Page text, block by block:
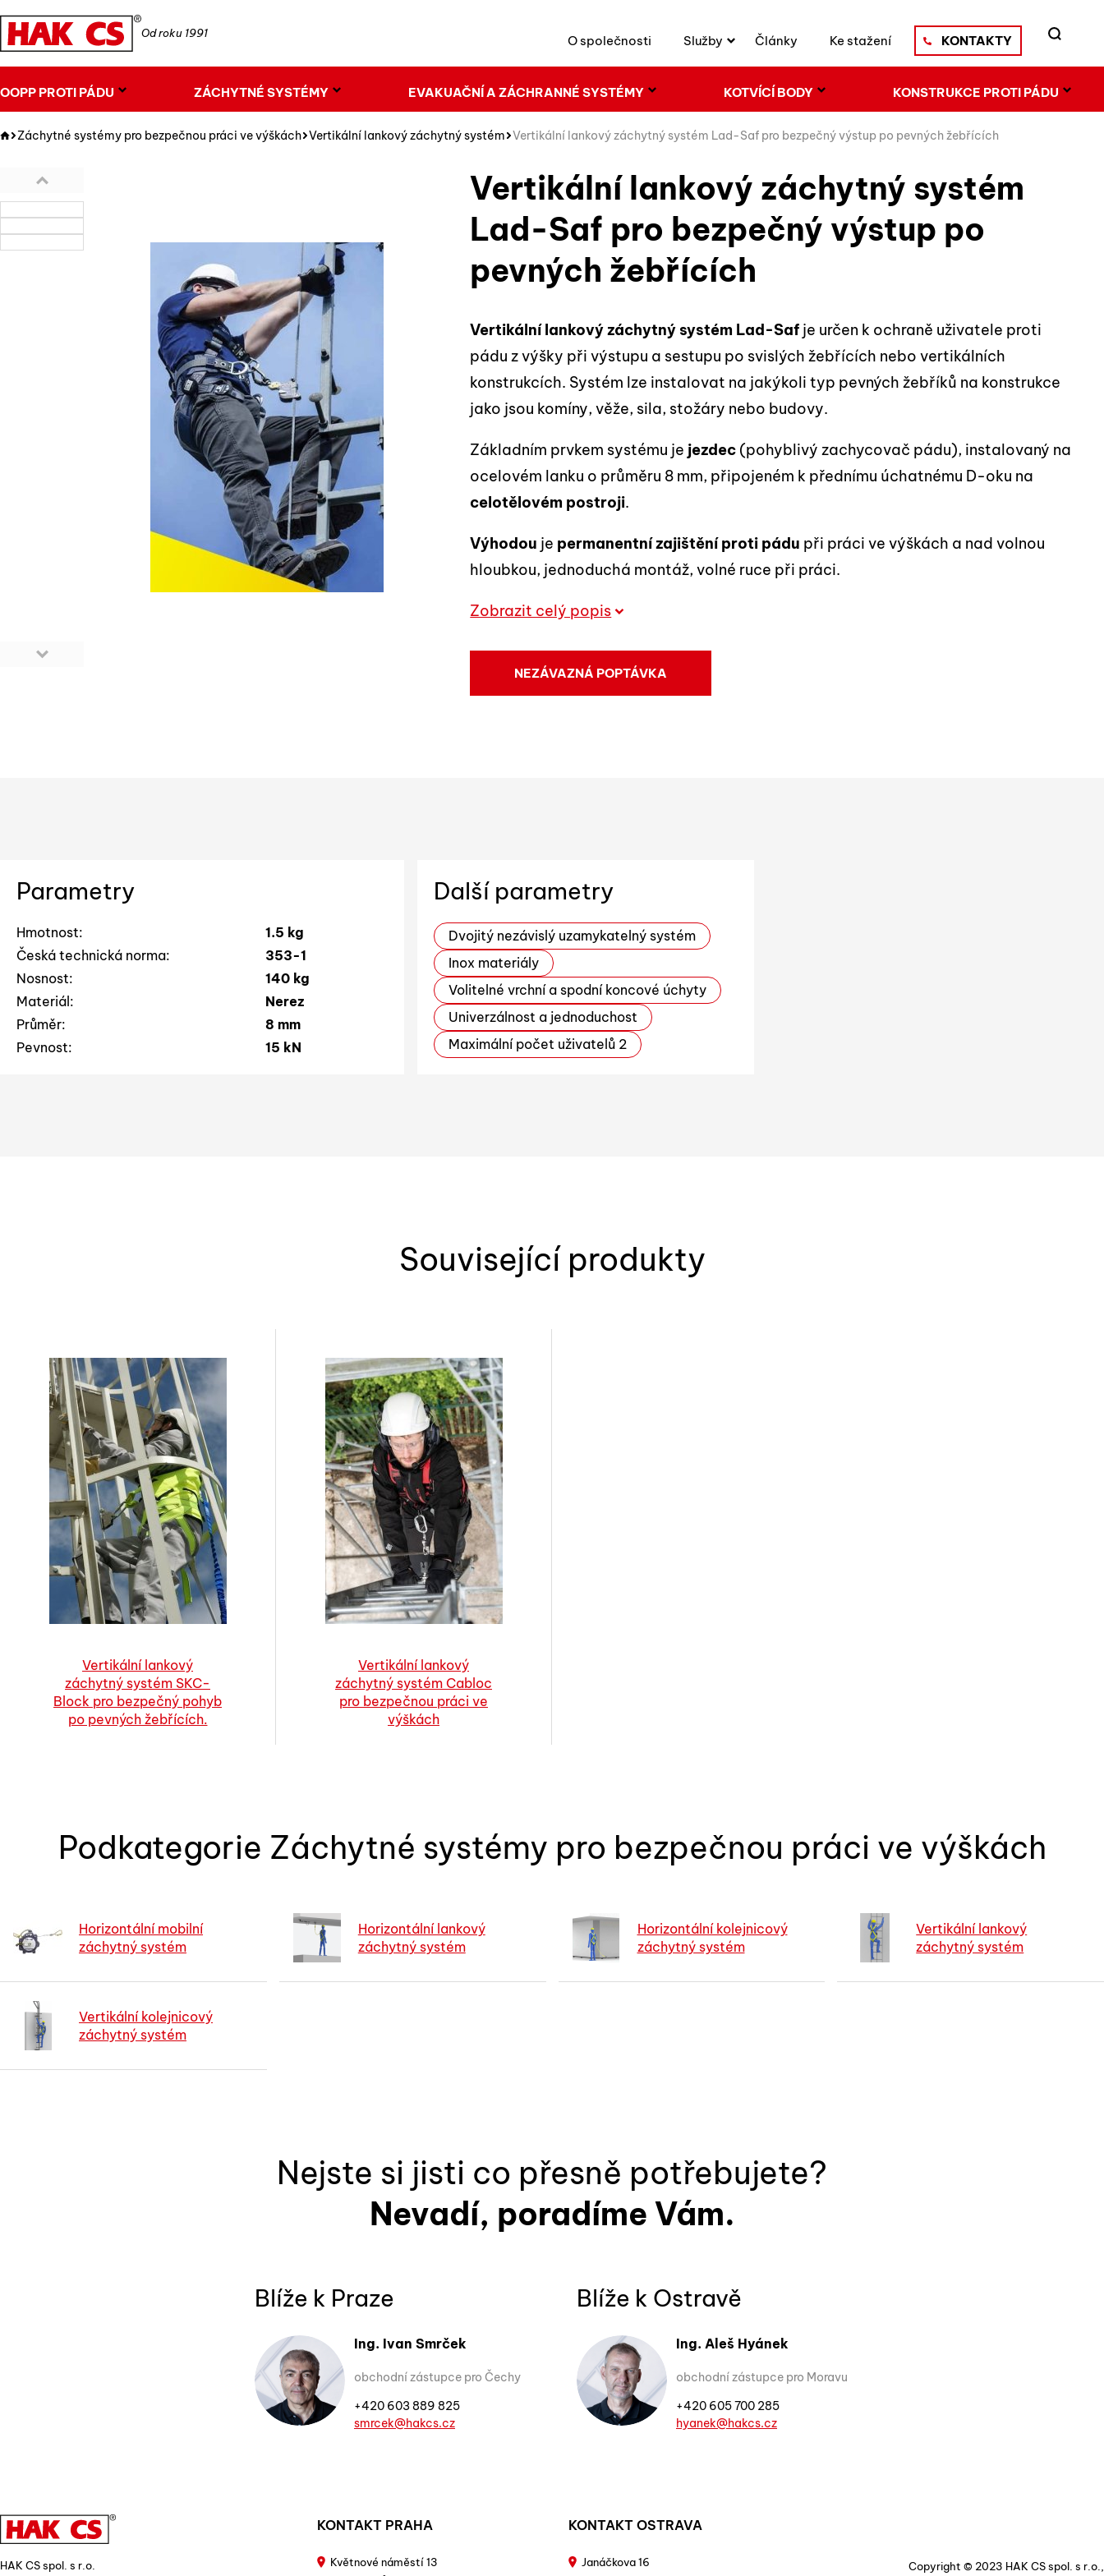
Od roku 1991
OOPP PROTI PÁDU ZÁCHYTNÉ SYSTÉMY EVAKUAČNÍ A ZÁCHRANNÉ SYSTÉMY KOTVÍCÍ BODY KONSTRUKCE PROTI PÁDU
O společnosti Služby Články Ke stažení KONTAKTY
HLEDAT
Záchytné systémy pro bezpečnou práci ve výškách Vertikální lankový záchytný systém Vertikální lankový záchytný systém Lad-Saf pro bezpečný výstup po pevných žebřících
Vertikální lankový záchytný systém
Lad-Saf pro bezpečný výstup po
pevných žebřících
Vertikální lankový záchytný systém Lad-Saf je určen k ochraně uživatele proti
pádu z výšky při výstupu a sestupu po svislých žebřících nebo vertikálních
konstrukcích. Systém lze instalovat na jakýkoli typ pevných žebříků na konstrukce
jako jsou komíny, věže, sila, stožáry nebo budovy.
Základním prvkem systému je jezdec (pohyblivý zachycovač pádu), instalovaný na
ocelovém lanku o průměru 8 mm, připojeném k přednímu úchatnému D-oku na
celotělovém postroji.
Výhodou je permanentní zajištění proti pádu při práci ve výškách a nad volnou
hloubkou, jednoduchá montáž, volné ruce při práci.
Zobrazit celý popis
NEZÁVAZNÁ POPTÁVKA
Parametry
Hmotnost:
1.5 kg
Česká technická norma:
353-1
Nosnost:
140 kg
Materiál:
Nerez
Průměr:
8 mm
Pevnost:
15 kN
Další parametry
Dvojitý nezávislý uzamykatelný systém
Inox materiály
Volitelné vrchní a spodní koncové úchyty
Univerzálnost a jednoduchost
Maximální počet uživatelů 2
Související produkty
Vertikální lankový
záchytný systém SKC-
Block pro bezpečný pohyb
po pevných žebřících.
Vertikální lankový
záchytný systém Cabloc
pro bezpečnou práci ve
výškách
Podkategorie Záchytné systémy pro bezpečnou práci ve výškách
Horizontální mobilní
záchytný systém
Horizontální lankový
záchytný systém
Horizontální kolejnicový
záchytný systém
Vertikální lankový
záchytný systém
Vertikální kolejnicový
záchytný systém
Nejste si jisti co přesně potřebujete?
Nevadí, poradíme Vám.
Blíže k Praze
Ing. Ivan Smrček
obchodní zástupce pro Čechy
+420 603 889 825
smrcek@hakcs.cz
Blíže k Ostravě
Ing. Aleš Hyánek
obchodní zástupce pro Moravu
+420 605 700 285
hyanek@hakcs.cz
KONTAKT PRAHA
Květnové náměstí 13
KONTAKT OSTRAVA
Janáčkova 16
HAK CS spol. s r.o. Copyright © 2023 HAK CS spol. s r.o.,